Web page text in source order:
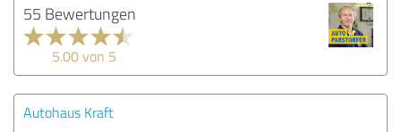
55 Bewertungen
5.00 von 5
Autohaus Kraft